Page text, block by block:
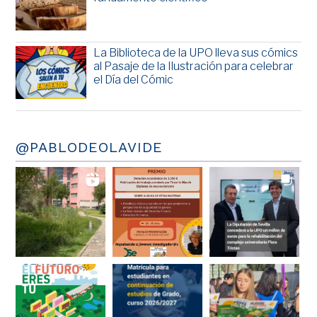
La Biblioteca de la UPO lleva sus cómics
al Pasaje de la Ilustración para celebrar
el Día del Cómic
@PABLODEOLAVIDE